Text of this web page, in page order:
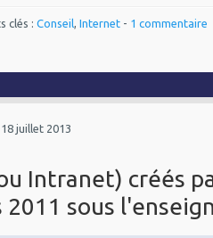
clés : Conseil, Internet - 1 commentaire
juillet 2013
Intranet) créés
sous